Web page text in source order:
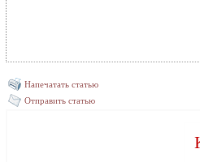
Напечатать статью
Отправить статью